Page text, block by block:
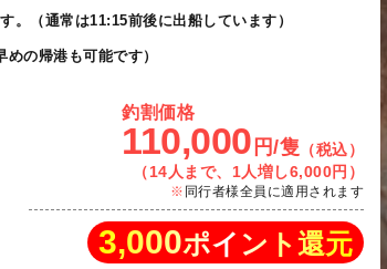
。（通常は11:15前後に出船しています）
の帰港も可能です）
釣割価格
110,000 円/隻 （税込）
（14人まで、1人増し6,000円）
同行者様全員に適用されます
3,000ポイント還元